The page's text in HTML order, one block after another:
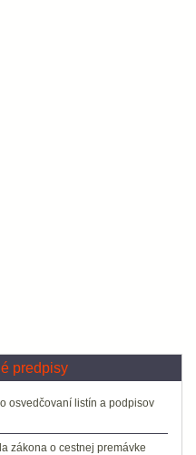
predpisy
osvedčovaní listín a podpisov
zákona o cestnej premávke